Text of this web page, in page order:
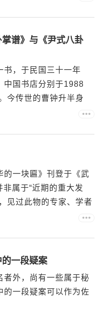
谱》与《尹式八卦
书，于民国三十一年
中国书店分别于1988
今传世的曹钟升半身
的一块匾》刊登于《武
属于“近期的重大发
见过此物的专家、学者
传自居的八卦掌门
一段疑案
者外，尚有一些属于秘
的一段疑案可以作为佐